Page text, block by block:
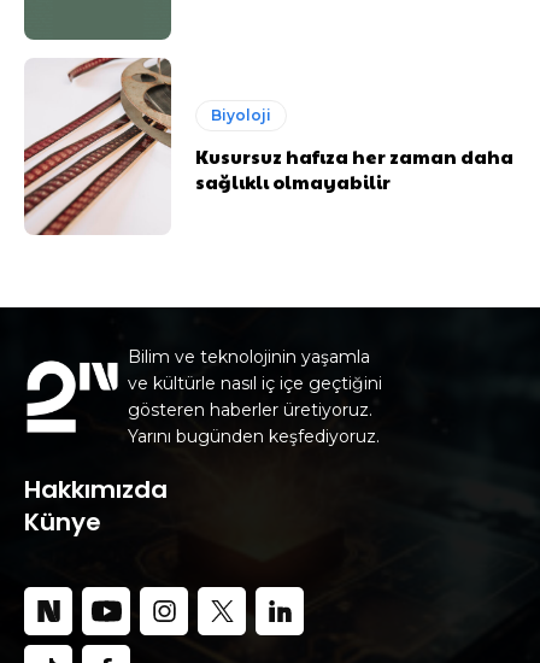
Biyoloji
Kusursuz hafıza her zaman daha
sağlıklı olmayabilir
Bilim ve teknolojinin yaşamla
ve kültürle nasıl iç içe geçtiğini
gösteren haberler üretiyoruz.
Yarını bugünden keşfediyoruz.
Hakkımızda
Künye